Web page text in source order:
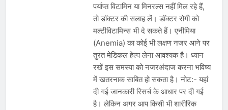
पर्याप्त विटामिन या मिनरल्स नहीं मिल रहे हैं,
तो डॉक्टर की सलाह लें। डॉक्टर रोगी को
मल्टीविटामिन्स भी दे सकते हैं। एनीमिया
(Anemia) का कोई भी लक्षण नजर आने पर
तुरंत मेडिकल हेल्प लेना आवश्यक है। ध्यान
रखें इस समस्या को नजरअंदाज करना भविष्य
में खतरनाक साबित हो सकता है। नोट:- यहां
दी गई जानकारी रिसर्च के आधार पर दी गई
है। लेकिन अगर आप किसी भी शारीरिक